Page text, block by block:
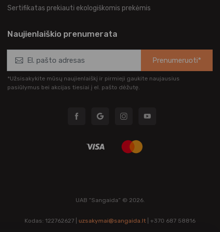
Sertifikatas prekiauti ekologiškomis prekėmis
Naujienlaiškio prenumerata
Prenumeruoti*
*Užsisakykite mūsų naujienlaiškį ir pirmieji gaukite naujausius
pasiūlymus bei akcijas tiesiai į el. pašto dėžutę.
UAB “Sangaida” © 2026.
Kodas: 122762627 | uzsakymai@sangaida.lt | +370 687 58816